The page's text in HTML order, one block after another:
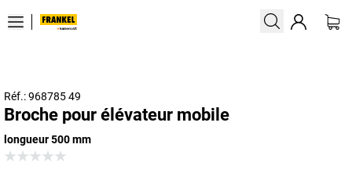
Réf.: 968785 49
Broche pour élévateur mobile
longueur 500 mm